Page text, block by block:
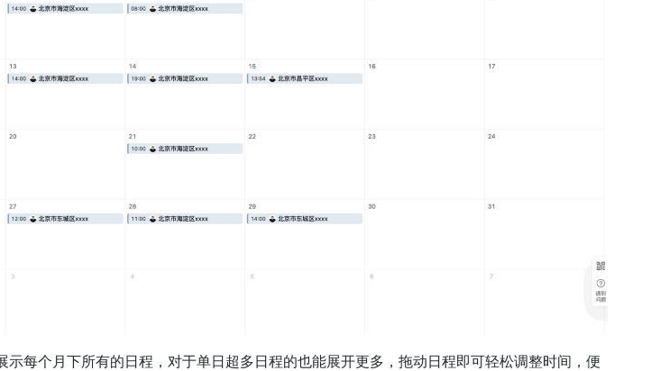
示每个月下所有的日程，对于单日超多日程的也能展开更多，拖动日程即可轻松调整时间，便